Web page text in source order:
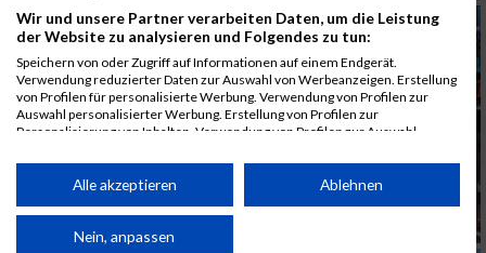
Wir und unsere Partner verarbeiten Daten, um die Leistung
der Website zu analysieren und Folgendes zu tun:
Speichern von oder Zugriff auf Informationen auf einem Endgerät.
Verwendung reduzierter Daten zur Auswahl von Werbeanzeigen. Erstellung
von Profilen für personalisierte Werbung. Verwendung von Profilen zur
Auswahl personalisierter Werbung. Erstellung von Profilen zur
Personalisierung von Inhalten. Verwendung von Profilen zur Auswahl
Performance von Inhalten. Analyse von Zielgruppen durch Statistiken oder
Kombinationen von Daten aus verschiedenen Quellen. Entwicklung und
von Inhalten.
Daten können außerhalb der Europäischen Union weitergegeben und in die
Alle akzeptieren Ablehnen
Nein, anpassen